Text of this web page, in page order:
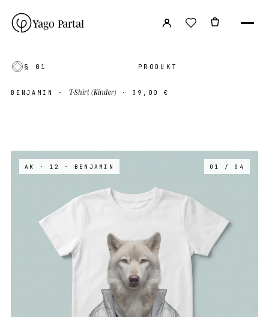
Yago Partal
§ 01 PRODUKT
BENJAMIN · T-Shirt (Kinder)· 39,00 €
AK · 12 · BENJAMIN 01 / 04